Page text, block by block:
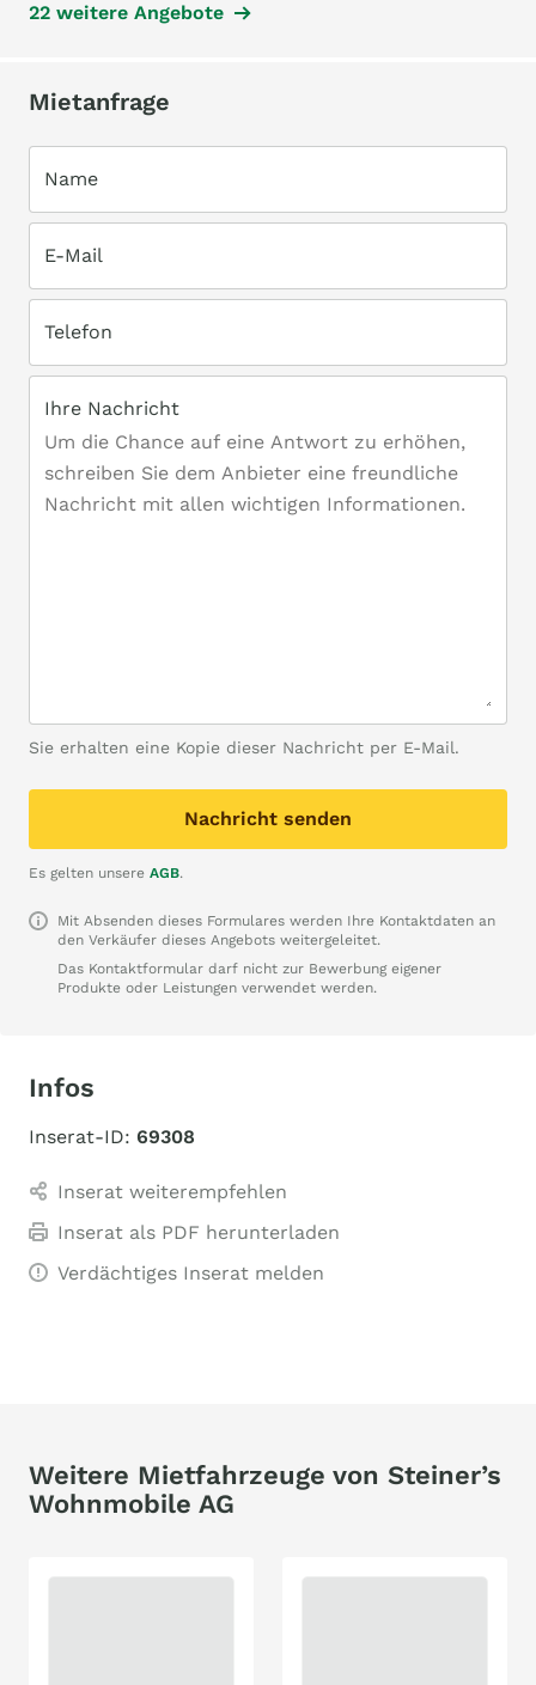
22 weitere Angebote
Mietanfrage
Name
E-Mail
Telefon
Ihre Nachricht
Sie erhalten eine Kopie dieser Nachricht per E-Mail.
Nachricht senden
Es gelten unsere AGB.
Mit Absenden dieses Formulares werden Ihre Kontaktdaten an
den Verkäufer dieses Angebots weitergeleitet.
Das Kontaktformular darf nicht zur Bewerbung eigener
Produkte oder Leistungen verwendet werden.
Infos
Inserat-ID: 69308
Inserat weiterempfehlen
Inserat als PDF herunterladen
Verdächtiges Inserat melden
Weitere Mietfahrzeuge von Steiner’s
Wohnmobile AG